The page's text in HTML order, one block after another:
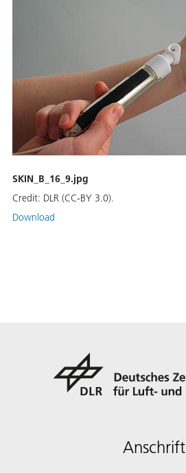
SKIN_B_16_9.jpg
Credit: DLR (CC-BY 3.0).
Download
Anschrift